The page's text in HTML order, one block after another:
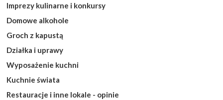
Imprezy kulinarne i konkursy
Domowe alkohole
Groch z kapustą
Działka i uprawy
Wyposażenie kuchni
Kuchnie świata
Restauracje i inne lokale - opinie